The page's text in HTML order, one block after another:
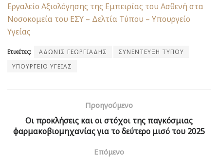
Εργαλείο Αξιολόγησης της Εμπειρίας του Ασθενή στα
Νοσοκομεία του ΕΣΥ – Δελτία Τύπου – Υπουργείο
Υγείας
Ετικέτες: ΑΔΩΝΙΣ ΓΕΩΡΓΙΑΔΗΣ
ΣΥΝΕΝΤΕΥΞΗ ΤΥΠΟΥ
ΥΠΟΥΡΓΕΙΟ ΥΓΕΙΑΣ
Προηγούμενο
Οι προκλήσεις και οι στόχοι της παγκόσμιας
φαρμακοβιομηχανίας για το δεύτερο μισό του 2025
Επόμενο